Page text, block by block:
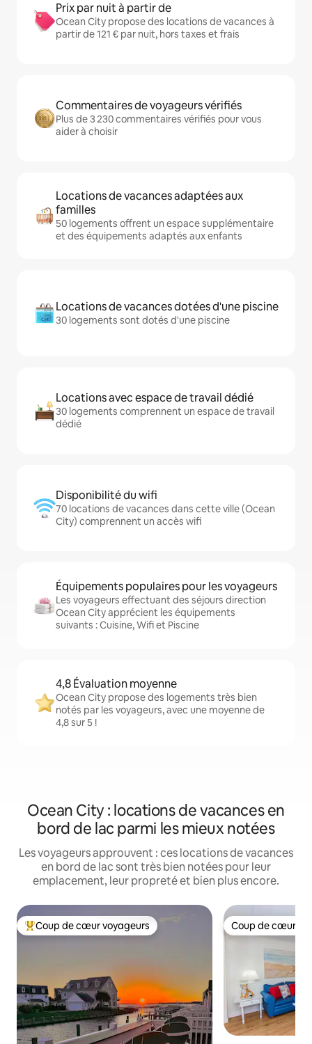
Prix par nuit à partir de
Ocean City propose des locations de vacances à
partir de 121 € par nuit, hors taxes et frais
Commentaires de voyageurs vérifiés
Plus de 3 230 commentaires vérifiés pour vous
aider à choisir
Locations de vacances adaptées aux
familles
50 logements offrent un espace supplémentaire
et des équipements adaptés aux enfants
Locations de vacances dotées d'une piscine
30 logements sont dotés d'une piscine
Locations avec espace de travail dédié
30 logements comprennent un espace de travail
dédié
Disponibilité du wifi
70 locations de vacances dans cette ville (Ocean
City) comprennent un accès wifi
Équipements populaires pour les voyageurs
Les voyageurs effectuant des séjours direction
Ocean City apprécient les équipements
suivants : Cuisine, Wifi et Piscine
4,8 Évaluation moyenne
Ocean City propose des logements très bien
notés par les voyageurs, avec une moyenne de
4,8 sur 5 !
Ocean City : locations de vacances en
bord de lac parmi les mieux notées
Les voyageurs approuvent : ces locations de vacances
en bord de lac sont très bien notées pour leur
emplacement, leur propreté et bien plus encore.
Coups de cœur voyageurs les plus appréciés
Coup de cœur voyageurs Coup de cœur
Coup de cœur